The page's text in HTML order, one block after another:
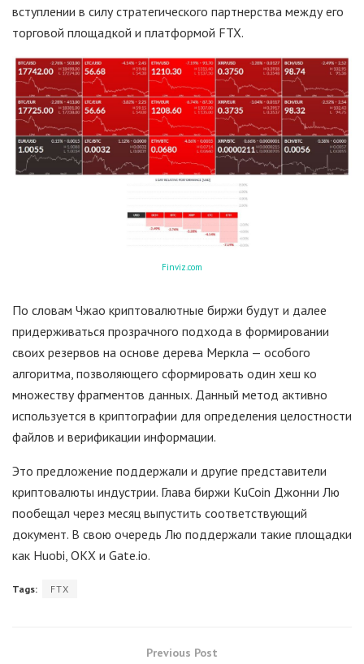
вступлении в силу стратегического партнерства между его
торговой площадкой и платформой FTX.
Finviz.com
По словам Чжао криптовалютные биржи будут и далее
придерживаться прозрачного подхода в формировании
своих резервов на основе дерева Меркла — особого
алгоритма, позволяющего сформировать один хеш ко
множеству фрагментов данных. Данный метод активно
используется в криптографии для определения целостности
файлов и верификации информации.
Это предложение поддержали и другие представители
криптовалюты индустрии. Глава биржи KuCoin Джонни Лю
пообещал через месяц выпустить соответствующий
документ. В свою очередь Лю поддержали такие площадки
как Huobi, OKX и Gate.io.
Tags: FTX
Previous Post